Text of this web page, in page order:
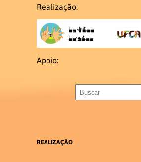
Realização:
Apoio:
REALIZAÇÃO